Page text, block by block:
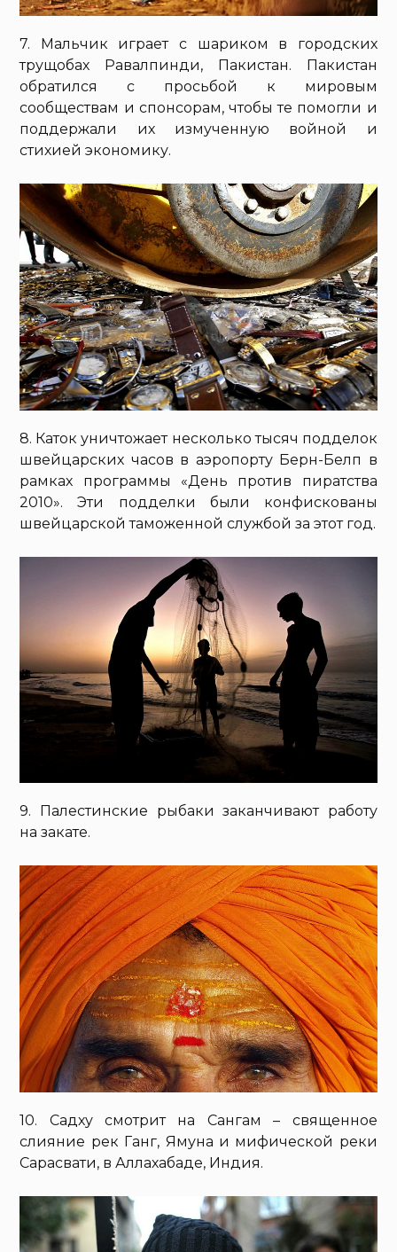
7. Мальчик играет с шариком в городских
трущобах Равалпинди, Пакистан. Пакистан
обратился с просьбой к мировым
сообществам и спонсорам, чтобы те помогли и
поддержали их измученную войной и
стихией экономику.
8. Каток уничтожает несколько тысяч подделок
швейцарских часов в аэропорту Берн-Белп в
рамках программы «День против пиратства
2010». Эти подделки были конфискованы
швейцарской таможенной службой за этот год.
9. Палестинские рыбаки заканчивают работу
на закате.
10. Садху смотрит на Сангам – священное
слияние рек Ганг, Ямуна и мифической реки
Сарасвати, в Аллахабаде, Индия.